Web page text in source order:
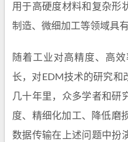
用于高硬度材料和复杂形
制造、微细加工等领域具
随着工业对高精度、高
长，对EDM技术的研究和
几十年里，众多学者和研
度、精细化加工、降低磨
数据传输在上述问题中扮